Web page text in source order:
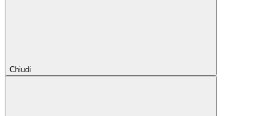
Chiudi